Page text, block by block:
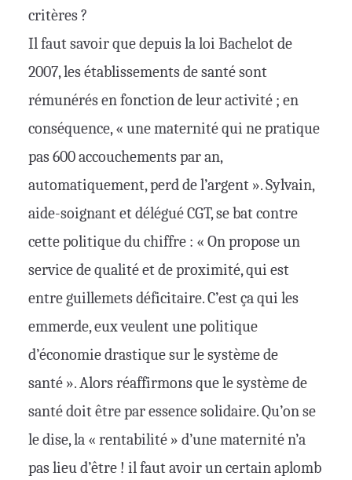
critères ?
Il faut savoir que depuis la loi Bachelot de
2007, les établissements de santé sont
rémunérés en fonction de leur activité ; en
conséquence, « une maternité qui ne pratique
pas 600 accouchements par an,
automatiquement, perd de l’argent ». Sylvain,
aide-soignant et délégué CGT, se bat contre
cette politique du chiffre : « On propose un
service de qualité et de proximité, qui est
entre guillemets déficitaire. C’est ça qui les
emmerde, eux veulent une politique
d’économie drastique sur le système de
santé ». Alors réaffirmons que le système de
santé doit être par essence solidaire. Qu’on se
le dise, la « rentabilité » d’une maternité n’a
pas lieu d’être ! il faut avoir un certain aplomb